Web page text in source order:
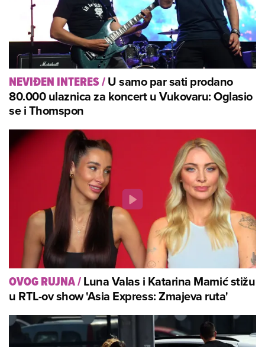
NEVIĐEN INTERES/U samo par sati prodano
80.000 ulaznica za koncert u Vukovaru: Oglasio
se i Thomspon
OVOG RUJNA/Luna Valas i Katarina Mamić stižu
u RTL-ov show 'Asia Express: Zmajeva ruta'